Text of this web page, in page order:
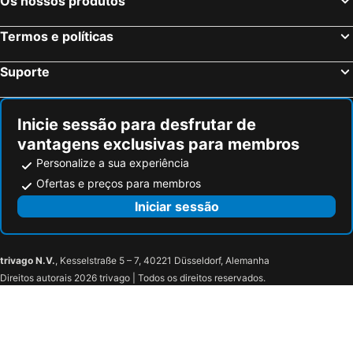
Verona, Veneto Hotéis
Termos e políticas
Suporte
Inicie sessão para desfrutar de
vantagens exclusivas para membros
Personalize a sua experiência
Ofertas e preços para membros
Iniciar sessão
trivago N.V., Kesselstraße 5 – 7, 40221 Düsseldorf, Alemanha
Direitos autorais 2026 trivago | Todos os direitos reservados.